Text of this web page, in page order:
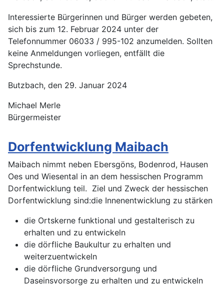
Interessierte Bürgerinnen und Bürger werden gebeten,
sich bis zum 12. Februar 2024 unter der
Telefonnummer 06033 / 995-102 anzumelden. Sollten
keine Anmeldungen vorliegen, entfällt die
Sprechstunde.
Butzbach, den 29. Januar 2024
Michael Merle
Bürgermeister
Dorfentwicklung Maibach
Maibach nimmt neben Ebersgöns, Bodenrod, Hausen
Oes und Wiesental in an dem hessischen Programm
Dorfentwicklung teil. Ziel und Zweck der hessischen
Dorfentwicklung sind:die Innenentwicklung zu stärken
die Ortskerne funktional und gestalterisch zu
erhalten und zu entwickeln
die dörfliche Baukultur zu erhalten und
weiterzuentwickeln
die dörfliche Grundversorgung und
Daseinsvorsorge zu erhalten und zu entwickeln